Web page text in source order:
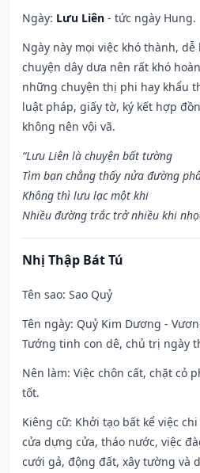
Ngày: Lưu Liên - tức ngày Hung.
Ngày này mọi việc khó thành,
chuyện dây dưa nên rất khó
những chuyện thị phi hay khẩu
luật pháp, giấy tờ, ký kết hợp
không nên vội vã.
“Lưu Liên là chuyện bất tường
Tìm bạn chẳng thấy nửa đường
Không thì lưu lạc một khi
Nhiều đường trắc trở nhiều khi
Nhị Thập Bát Tú
Tên sao: Sao Quỷ
Tên ngày: Quỷ Kim Dương -
Tướng tinh con dê, chủ trị ngày
Nên làm: Việc chôn cất, chặt cỏ
tốt.
Kiêng cữ: Khởi tạo bất kể việc
cửa dựng cửa, tháo nước, việc
cưới gả, động đất, xây tường và